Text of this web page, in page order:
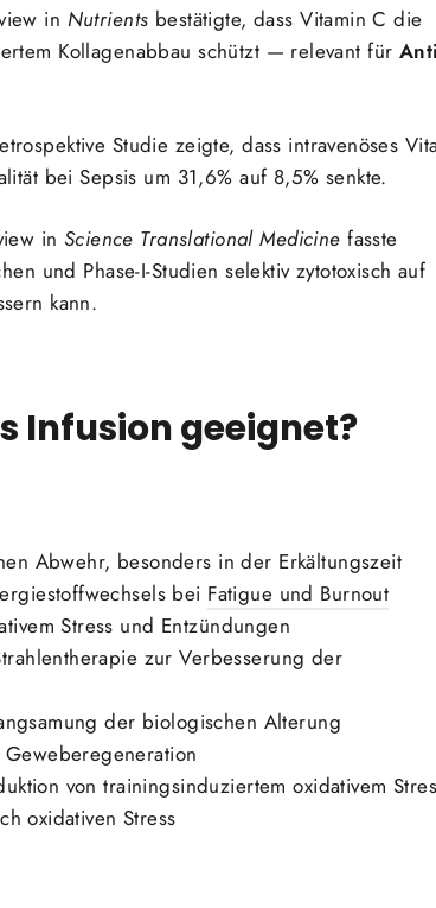
in Nutrients bestätigte, dass Vitamin C die
Kollagenabbau schützt — relevant für
Studie zeigte, dass intravenöses
bei Sepsis um 31,6% auf 8,5% senkte.
in Science Translational Medicine fasste
und Phase-I-Studien selektiv zytotoxisch auf
kann.
Infusion geeignet?
Abwehr, besonders in der Erkältungszeit
bei Fatigue und Burnout
Stress und Entzündungen
zur Verbesserung der
der biologischen Alterung
von trainingsinduziertem oxidativem
oxidativen Stress